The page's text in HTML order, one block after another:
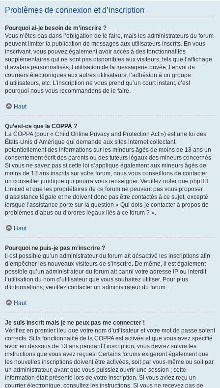
Problèmes de connexion et d’inscription
Pourquoi ai-je besoin de m’inscrire ?
Vous n’êtes pas dans l’obligation de le faire, mais les administrateurs du forum
peuvent limiter la publication de messages aux utilisateurs inscrits. En vous
inscrivant, vous pouvez également avoir accès à des fonctionnalités
supplémentaires qui ne sont pas disponibles aux visiteurs, tels que l’affichage
d’avatars personnalisés, l’utilisation de la messagerie privée, l’envoi de
courriers électroniques aux autres utilisateurs, l’adhésion à un groupe
d’utilisateurs, etc. L’inscription ne vous prend qu’un court instant, c’est
pourquoi nous vous recommandons de le faire.
Haut
Qu’est-ce que la COPPA ?
La COPPA (pour « Child Online Privacy and Protection Act ») est une loi des
États-Unis d’Amérique qui demande aux sites internet collectant
potentiellement des informations sur les mineurs âgés de moins de 13 ans un
consentement écrit des parents ou des tuteurs légaux des mineurs concernés.
Si vous ne savez pas si cette loi s’applique également aux mineurs âgés de
moins de 13 ans inscrits sur votre forum, nous vous conseillons de contacter
un conseiller juridique qui pourra vous renseigner. Veuillez noter que phpBB
Limited et que les propriétaires de ce forum ne peuvent pas vous proposer
d’assistance légale et ne doivent donc pas être contactés à ce sujet, excepté
lorsque l’assistance porte sur la question « Qui dois-je contacter à propos de
problèmes d’abus ou d’ordres légaux liés à ce forum ? ».
Haut
Pourquoi ne puis-je pas m’inscrire ?
Il est possible qu’un administrateur du forum ait désactivé les inscriptions afin
d’empêcher les nouveaux visiteurs de s’inscrire. De même, il est également
possible qu’un administrateur du forum ait banni votre adresse IP ou interdit
l’utilisation du nom d’utilisateur que vous souhaitez utiliser. Pour plus
d’informations, veuillez contacter un administrateur du forum.
Haut
Je suis inscrit mais je ne peux pas me connecter !
Vérifiez en premier lieu que votre nom d’utilisateur et votre mot de passe soient
corrects. Si la fonctionnalité de la COPPA est activée et que vous avez spécifié
avoir en dessous de 13 ans pendant l’inscription, vous devrez suivre les
instructions que vous avez reçues. Certains forums exigeront également que
les nouvelles inscriptions doivent être activées, soit par vous-même ou soit par
un administrateur, avant que vous puissiez ouvrir une session ; cette
information était présente lors de votre inscription. Si vous aviez reçu un
courrier électronique, consultez les instructions. Si vous ne recevez pas de